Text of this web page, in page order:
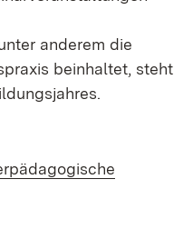
anderem die
beinhaltet, steht